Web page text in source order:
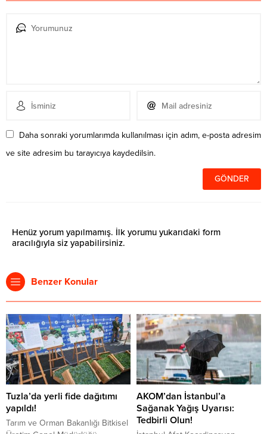
Daha sonraki yorumlarımda kullanılması için adım, e-posta adresim
ve site adresim bu tarayıcıya kaydedilsin.
Henüz yorum yapılmamış. İlk yorumu yukarıdaki form
aracılığıyla siz yapabilirsiniz.
Benzer Konular
Tuzla’da yerli fide dağıtımı
yapıldı!
Tarım ve Orman Bakanlığı Bitkisel
AKOM’dan İstanbul’a
Sağanak Yağış Uyarısı:
Tedbirli Olun!